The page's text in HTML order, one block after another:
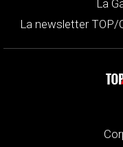
La
La newsletter TOP/